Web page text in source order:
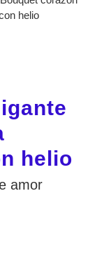
helio
helio
amor